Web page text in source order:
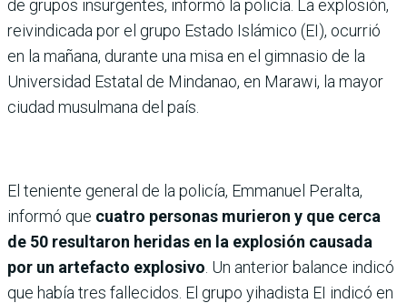
de grupos insurgentes, informó la policía. La explosión,
reivindicada por el grupo Estado Islámico (EI), ocurrió
en la mañana, durante una misa en el gimnasio de la
Universidad Estatal de Mindanao, en Marawi, la mayor
ciudad musulmana del país.
El teniente general de la policía, Emmanuel Peralta,
informó que cuatro personas murieron y que cerca
de 50 resultaron heridas en la explosión causada
por un artefacto explosivo . Un anterior balance indicó
que había tres fallecidos. El grupo yihadista EI indicó en